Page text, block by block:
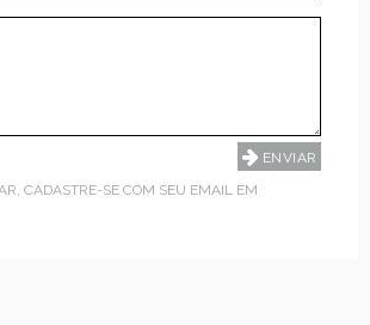
CADASTRE-SE COM SEU EMAIL EM